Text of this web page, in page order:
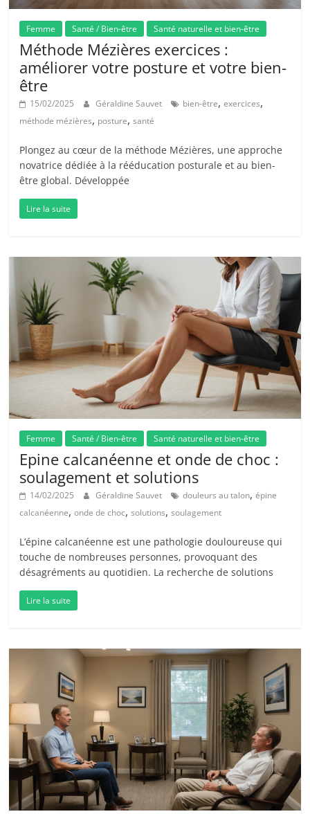
Femme Santé / Bien-être Santé naturelle et bien-être
Méthode Mézières exercices :
améliorer votre posture et votre bien-
être
15/02/2025 Géraldine Sauvet bien-être,exercices,
méthode mézières, posture,santé
Plongez au cœur de la méthode Mézières, une approche
novatrice dédiée à la rééducation posturale et au bien-
être global. Développée
Lire la suite
Femme Santé / Bien-être Santé naturelle et bien-être
Epine calcanéenne et onde de choc :
soulagement et solutions
14/02/2025 Géraldine Sauvet douleurs au talon,épine
calcanéenne,onde de choc,solutions,soulagement
L’épine calcanéenne est une pathologie douloureuse qui
touche de nombreuses personnes, provoquant des
désagréments au quotidien. La recherche de solutions
Lire la suite